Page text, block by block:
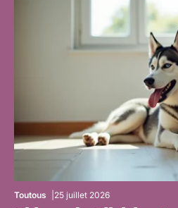
Toutous 25 juillet 2026